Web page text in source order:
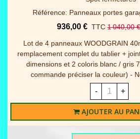
Référence: Panneaux portes
936,00 € TTC 1 040,00 €
Lot de 4 panneaux WOODGRAIN
remplacement complet du tablier +
dimensions et 2 coloris blanc / gris
commande préciser la couleur) -
- +
AJOUTER AU